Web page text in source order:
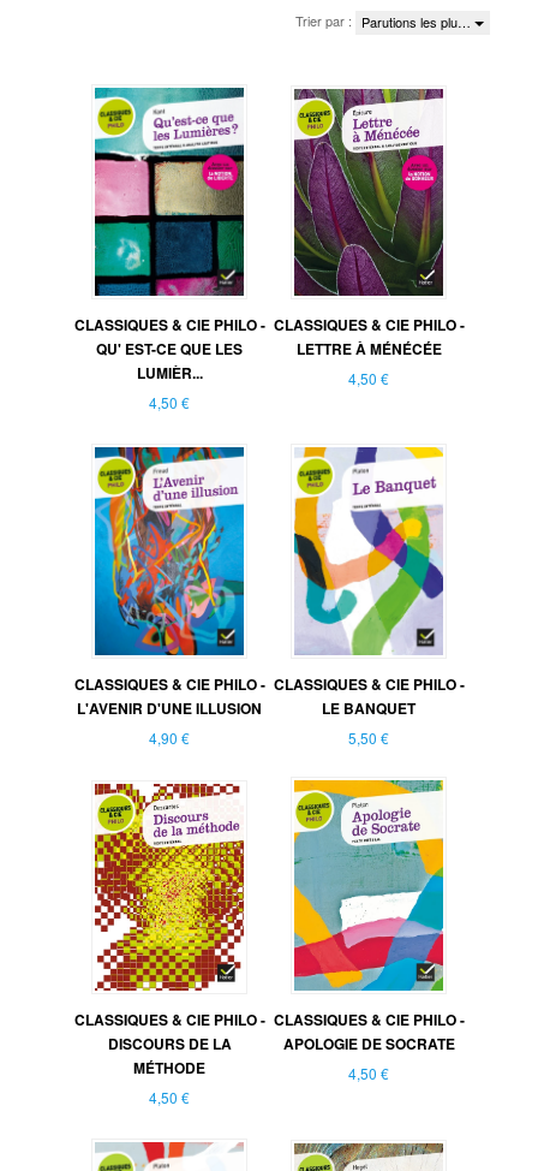
Trier par : Parutions les plu…
CLASSIQUES & CIE PHILO -
QU' EST-CE QUE LES
LUMIÈR...
4,50 €
CLASSIQUES & CIE PHILO -
LETTRE À MÉNÉCÉE
4,50 €
CLASSIQUES & CIE PHILO -
L'AVENIR D'UNE ILLUSION
4,90 €
CLASSIQUES & CIE PHILO -
LE BANQUET
5,50 €
CLASSIQUES & CIE PHILO -
DISCOURS DE LA
MÉTHODE
4,50 €
CLASSIQUES & CIE PHILO -
APOLOGIE DE SOCRATE
4,50 €